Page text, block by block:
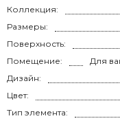
Коллекция:
Размеры:
Поверхность:
Помещение:
Дизайн:
Цвет:
Тип элемента: